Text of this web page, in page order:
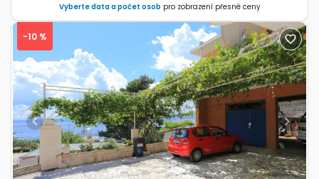
Vyberte data a počet osob pro zobrazení přesné ceny
Previous Next
-10 %